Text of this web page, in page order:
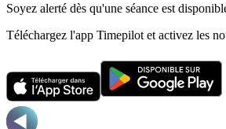
Soyez alerté dès qu'une séance est
Téléchargez l'app Timepilot et activez les